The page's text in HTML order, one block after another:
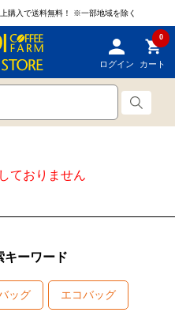
購入で送料無料！ ※一部地域を除く
ログイン
0
カート
ておりません
キーワード
ッグ エコバッグ